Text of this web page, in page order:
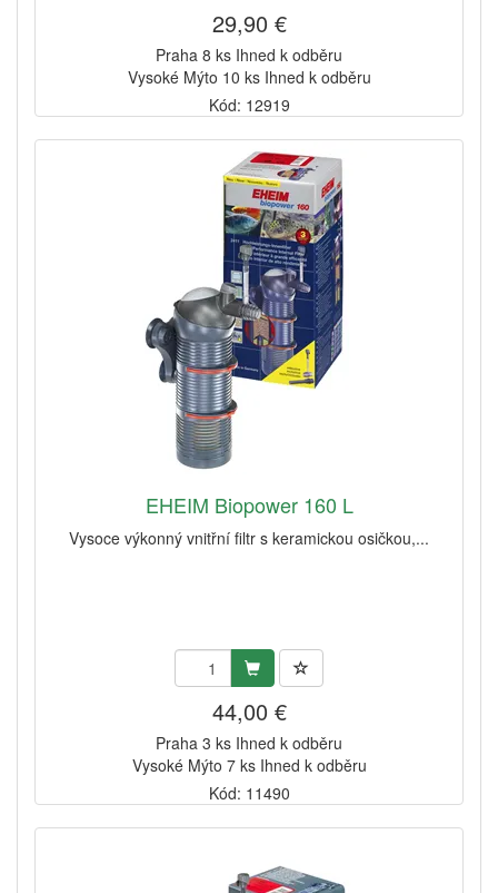
29,90 €
Praha 8 ks Ihned k odběru
Vysoké Mýto 10 ks Ihned k odběru
Kód: 12919
EHEIM Biopower 160 L
Vysoce výkonný vnitřní filtr s keramickou osičkou,...
44,00 €
Praha 3 ks Ihned k odběru
Vysoké Mýto 7 ks Ihned k odběru
Kód: 11490